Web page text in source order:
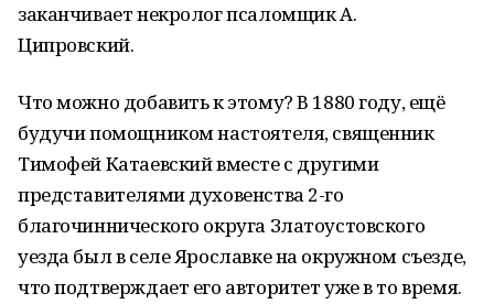
заканчивает некролог псаломщик А.
Ципровский.
Что можно добавить к этому? В 1880 году, ещё
будучи помощником настоятеля, священник
Тимофей Катаевский вместе с другими
представителями духовенства 2-го
благочиннического округа Златоустовского
уезда был в селе Ярославке на окружном съезде,
что подтверждает его авторитет уже в то время.